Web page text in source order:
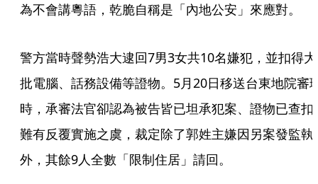
為不會講粵語，乾脆自稱是「內地公安」來應對。
警方當時聲勢浩大逮回7男3女共10名嫌犯，並扣得大
批電腦、話務設備等證物。5月20日移送台東地院審
時，承審法官卻認為被告皆已坦承犯案、證物已查扣
難有反覆實施之虞，裁定除了郭姓主嫌因另案發監執
外，其餘9人全數「限制住居」請回。